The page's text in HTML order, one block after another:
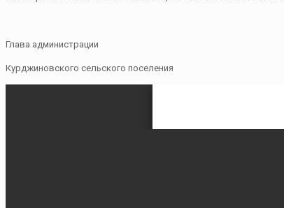
Глава администрации
Курджиновского сельского